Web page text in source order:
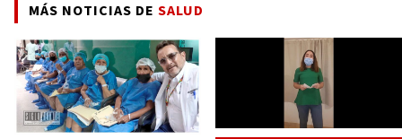
MÁS NOTICIAS DE SALUD